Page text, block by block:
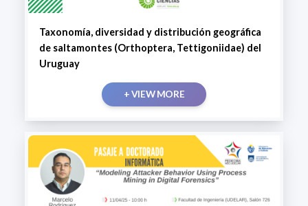
Taxonomía, diversidad y distribución geográfica
de saltamontes (Orthoptera, Tettigoniidae) del
Uruguay
+ VIEW MORE